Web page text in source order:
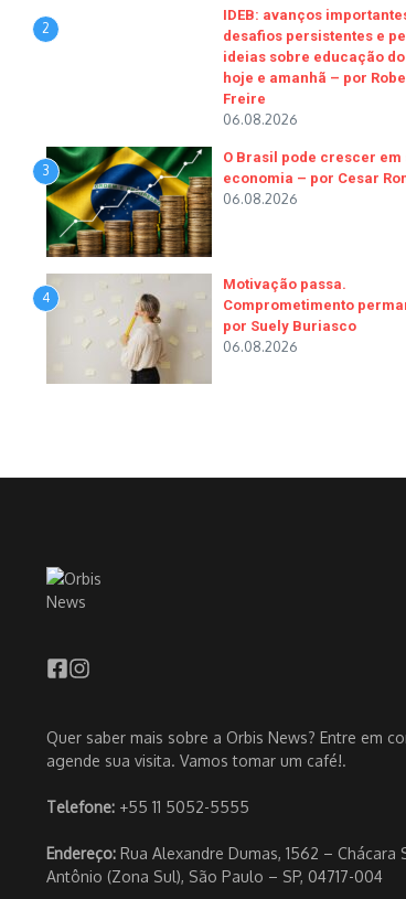
2
IDEB: avanços
desafios persistentes e
ideias sobre educação do
hoje e amanhã – por
Freire
06.08.2026
3
O Brasil pode crescer em
economia – por Cesar
06.08.2026
4
Motivação passa.
Comprometimento
por Suely Buriasco
06.08.2026
Quer saber mais sobre a Orbis News? Entre em
agende sua visita. Vamos tomar um café!.
Telefone: +55 11 5052-5555
Endereço: Rua Alexandre Dumas, 1562 – Chácara
Antônio (Zona Sul), São Paulo – SP, 04717-004